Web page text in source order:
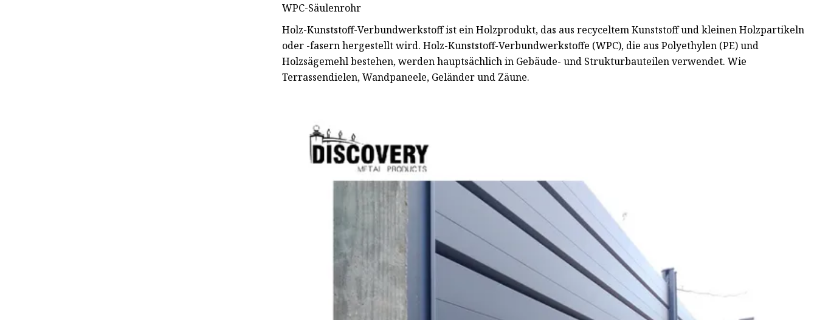
WPC-Säulenrohr
Holz-Kunststoff-Verbundwerkstoff ist ein Holzprodukt, das aus recyceltem Kunststoff und kleinen Holzpartikeln
oder -fasern hergestellt wird. Holz-Kunststoff-Verbundwerkstoffe (WPC), die aus Polyethylen (PE) und
Holzsägemehl bestehen, werden hauptsächlich in Gebäude- und Strukturbauteilen verwendet. Wie
Terrassendielen, Wandpaneele, Geländer und Zäune.